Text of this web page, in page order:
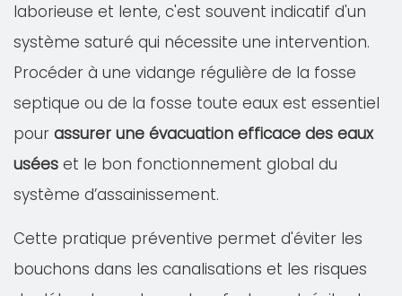
laborieuse et lente, c'est souvent indicatif d'un
système saturé qui nécessite une intervention.
Procéder à une vidange régulière de la fosse
septique ou de la fosse toute eaux est essentiel
pour assurer une évacuation efficace des eaux
usées et le bon fonctionnement global du
système d’assainissement.
Cette pratique préventive permet d'éviter les
bouchons dans les canalisations et les risques